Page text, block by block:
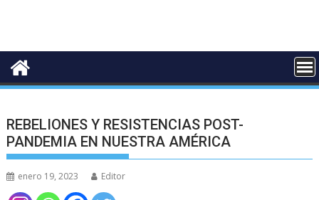
REBELIONES Y RESISTENCIAS POST-
PANDEMIA EN NUESTRA AMÉRICA
enero 19, 2023 Editor